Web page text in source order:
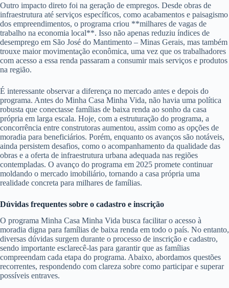
Outro impacto direto foi na geração de empregos. Desde obras de
infraestrutura até serviços específicos, como acabamentos e paisagismo
dos empreendimentos, o programa criou **milhares de vagas de
trabalho na economia local**. Isso não apenas reduziu índices de
desemprego em São José do Mantimento – Minas Gerais, mas também
trouxe maior movimentação econômica, uma vez que os trabalhadores
com acesso a essa renda passaram a consumir mais serviços e produtos
na região.
É interessante observar a diferença no mercado antes e depois do
programa. Antes do Minha Casa Minha Vida, não havia uma política
robusta que conectasse famílias de baixa renda ao sonho da casa
própria em larga escala. Hoje, com a estruturação do programa, a
concorrência entre construtoras aumentou, assim como as opções de
moradia para beneficiários. Porém, enquanto os avanços são notáveis,
ainda persistem desafios, como o acompanhamento da qualidade das
obras e a oferta de infraestrutura urbana adequada nas regiões
contempladas. O avanço do programa em 2025 promete continuar
moldando o mercado imobiliário, tornando a casa própria uma
realidade concreta para milhares de famílias.
Dúvidas frequentes sobre o cadastro e inscrição
O programa Minha Casa Minha Vida busca facilitar o acesso à
moradia digna para famílias de baixa renda em todo o país. No entanto,
diversas dúvidas surgem durante o processo de inscrição e cadastro,
sendo importante esclarecê-las para garantir que as famílias
compreendam cada etapa do programa. Abaixo, abordamos questões
recorrentes, respondendo com clareza sobre como participar e superar
possíveis entraves.